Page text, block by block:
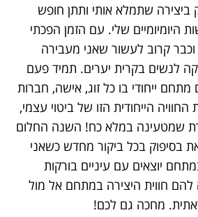
ביצירה שתמלא אותי ותתן חופש
היומיומיים שלי. עם הזמן הפכתי
קרוב לעשור שאני מעבירה
לנשים בקרית יערים. תמיד פעם
ייחודי בו כל זוג, אישה, חברות
החוויה הייחודית הזו של ביטוי עצמי,
שמטעינה במלא כח! השנה החלום
בסיפוק בכל ביקור מחדש כשאני
יוצאים עם עיניים בורקות
חווית היצירה במתחם אל מול
מחכה גם לכם!